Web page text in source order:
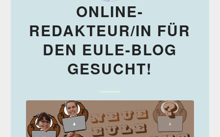
ONLINE-
REDAKTEUR/IN FÜR
DEN EULE-BLOG
GESUCHT!